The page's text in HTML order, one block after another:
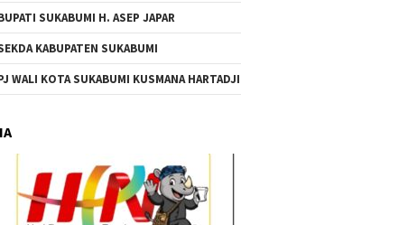
SUKABUMI H. ASEP JAPAR
KABUPATEN SUKABUMI
WALI KOTA SUKABUMI KUSMANA HARTADJI